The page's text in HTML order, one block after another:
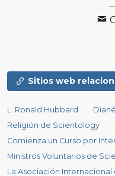
Sitios web
L. Ronald Hubbard
Religión de Scientology
Comienza un Curso por
Ministros Voluntarios de
La Asociación